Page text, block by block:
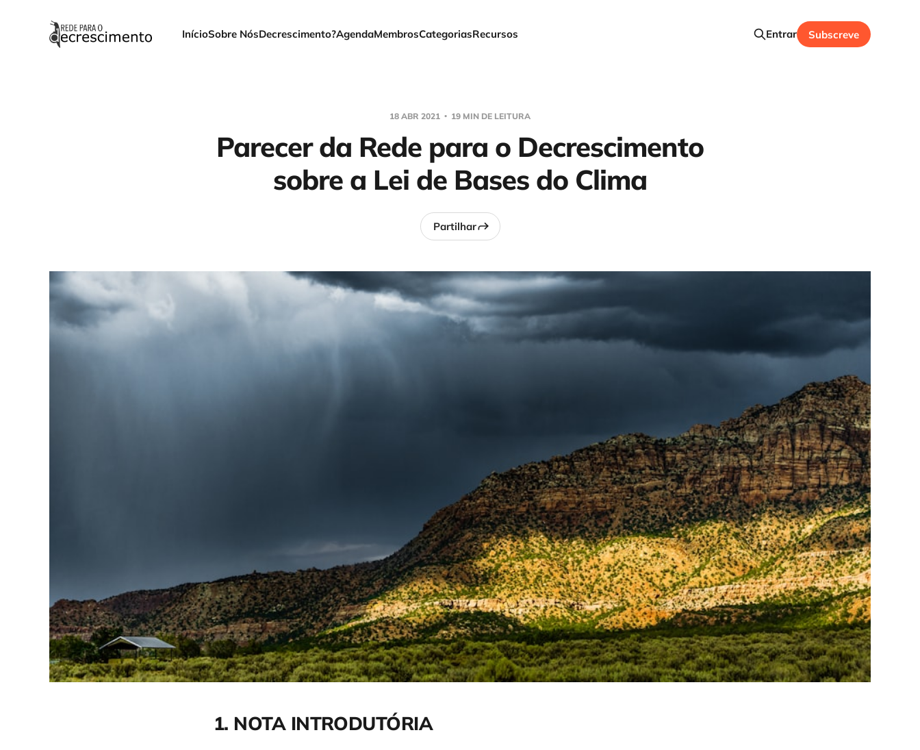
InícioSobre NósDecrescimento?AgendaMembrosCategoriasRecursos Entrar Subscreve
18 ABR 2021 19 MIN DE LEITURA
Parecer da Rede para o Decrescimento
sobre a Lei de Bases do Clima
Partilhar
1. NOTA INTRODUTÓRIA